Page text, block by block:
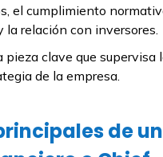
el cumplimiento
la relación con inversores.
clave que supervisa
de la empresa.
de un